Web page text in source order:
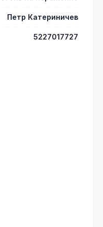
Петр Катериничев
5227017727